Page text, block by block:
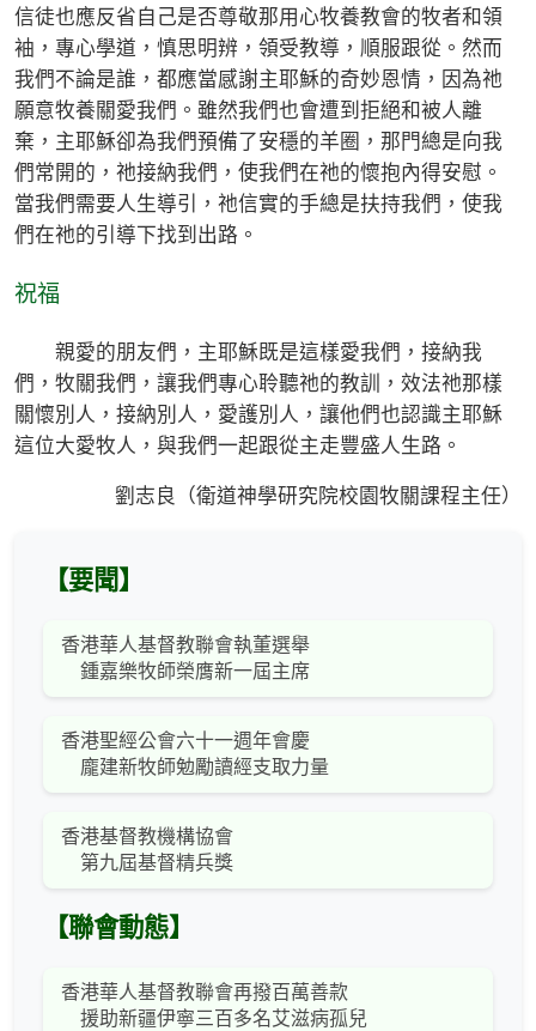
信徒也應反省自己是否尊敬那用心牧養教會的牧者和領
袖，專心學道，慎思明辨，領受教導，順服跟從。然而
我們不論是誰，都應當感謝主耶穌的奇妙恩情，因為祂
願意牧養關愛我們。雖然我們也會遭到拒絕和被人離
棄，主耶穌卻為我們預備了安穩的羊圈，那門總是向我
們常開的，祂接納我們，使我們在祂的懷抱內得安慰。
當我們需要人生導引，祂信實的手總是扶持我們，使我
們在祂的引導下找到出路。
祝福
親愛的朋友們，主耶穌既是這樣愛我們，接納我
們，牧關我們，讓我們專心聆聽祂的教訓，效法祂那樣
關懷別人，接納別人，愛護別人，讓他們也認識主耶穌
這位大愛牧人，與我們一起跟從主走豐盛人生路。
劉志良（衛道神學研究院校園牧關課程主任）
【要聞】
香港華人基督教聯會執董選舉
鍾嘉樂牧師榮膺新一屆主席
香港聖經公會六十一週年會慶
龐建新牧師勉勵讀經支取力量
香港基督教機構協會
第九屆基督精兵獎
【聯會動態】
香港華人基督教聯會再撥百萬善款
援助新疆伊寧三百多名艾滋病孤兒